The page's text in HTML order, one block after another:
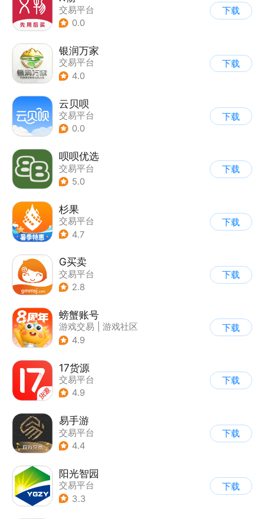
交易平台
0.0
下载
银润万家
交易平台
4.0
下载
云贝呗
交易平台
0.0
下载
呗呗优选
交易平台
5.0
下载
杉果
交易平台
4.7
下载
G买卖
交易平台
2.8
下载
螃蟹账号
游戏交易
游戏社区
| 代练陪玩
4.9
下载
17货源
交易平台
4.9
下载
易手游
交易平台
4.4
下载
阳光智园
交易平台
3.3
下载